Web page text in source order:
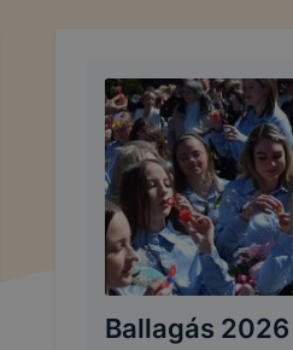
Ballagás 2026